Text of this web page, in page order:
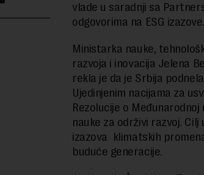
vlade u saradnji sa
odgovorima na ESG izazove.
Ministarka nauke,
razvoja i inovacija Jelena
rekla je da je Srbija
Ujedinjenim nacijama za
Rezolucije o Međunarodnoj
nauke za održivi razvoj.
izazova klimatskih
buduće generacije.